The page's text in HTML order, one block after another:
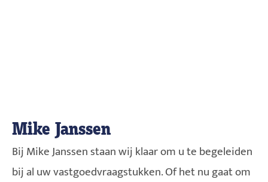
Mike Janssen
Bij Mike Janssen staan wij klaar om u te begeleiden
bij al uw vastgoedvraagstukken. Of het nu gaat om